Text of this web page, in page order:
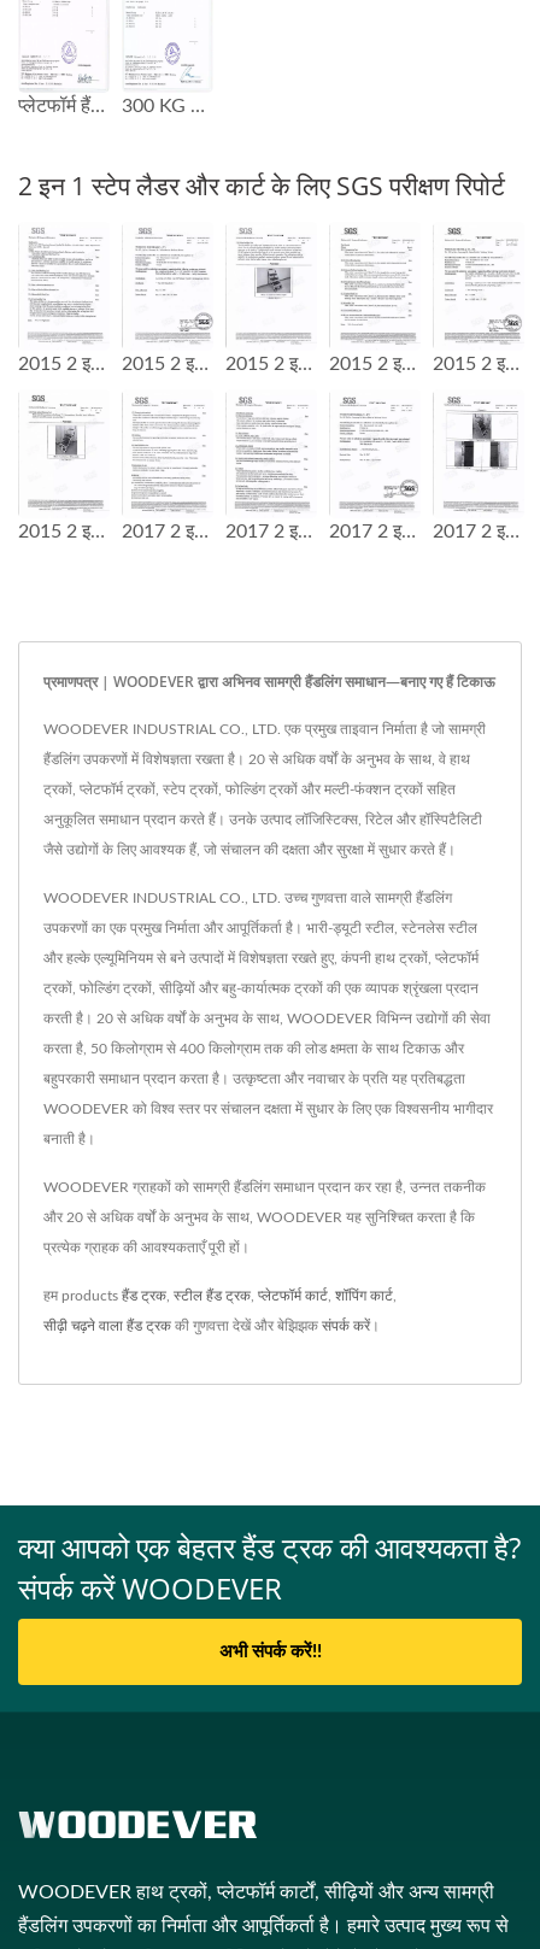
प्लेटफॉर्म हैंड ट्रक GS परीक्षण रिपोर्ट 300 KG क्षमता प्लेटफॉर्म हैंड ट्रक GS परीक्षण रिपोर्ट
2 इन 1 स्टेप लैडर और कार्ट के लिए SGS परीक्षण रिपोर्ट
2015 2 इन 1 स्टेप लैडर कार्ट SGS परीक्षण रिपोर्ट 2015 2 इन 1 स्टेप लैडर कार्ट SGS परीक्षण रिपोर्ट 2015 2 इन 1 स्टेप लैडर कार्ट SGS परीक्षण रिपोर्ट 2015 2 इन 1 स्टेप लैडर कार्ट SGS परीक्षण रिपोर्ट 2015 2 इन 1 स्टेप लैडर कार्ट SGS परीक्षण रिपोर्ट
2015 2 इन 1 स्टेप लैडर कार्ट SGS परीक्षण रिपोर्ट 2017 2 इन 1 स्टेप लैडर कार्ट SGS परीक्षण रिपोर्ट 2017 2 इन 1 स्टेप लैडर कार्ट SGS परीक्षण रिपोर्ट 2017 2 इन 1 स्टेप लैडर कार्ट SGS परीक्षण रिपोर्ट 2017 2 इन 1 स्टेप लैडर कार्ट SGS परीक्षण रिपोर्ट
प्रमाणपत्र | WOODEVER द्वारा अभिनव सामग्री हैंडलिंग समाधान—बनाए गए हैं टिकाऊ
WOODEVER INDUSTRIAL CO., LTD. एक प्रमुख ताइवान निर्माता है जो सामग्री
हैंडलिंग उपकरणों में विशेषज्ञता रखता है। 20 से अधिक वर्षों के अनुभव के साथ, वे हाथ
ट्रकों, प्लेटफॉर्म ट्रकों, स्टेप ट्रकों, फोल्डिंग ट्रकों और मल्टी-फंक्शन ट्रकों सहित
अनुकूलित समाधान प्रदान करते हैं। उनके उत्पाद लॉजिस्टिक्स, रिटेल और हॉस्पिटैलिटी
जैसे उद्योगों के लिए आवश्यक हैं, जो संचालन की दक्षता और सुरक्षा में सुधार करते हैं।
WOODEVER INDUSTRIAL CO., LTD. उच्च गुणवत्ता वाले सामग्री हैंडलिंग
उपकरणों का एक प्रमुख निर्माता और आपूर्तिकर्ता है। भारी-ड्यूटी स्टील, स्टेनलेस स्टील
और हल्के एल्यूमिनियम से बने उत्पादों में विशेषज्ञता रखते हुए, कंपनी हाथ ट्रकों, प्लेटफॉर्म
ट्रकों, फोल्डिंग ट्रकों, सीढ़ियों और बहु-कार्यात्मक ट्रकों की एक व्यापक श्रृंखला प्रदान
करती है। 20 से अधिक वर्षों के अनुभव के साथ, WOODEVER विभिन्न उद्योगों की सेवा
करता है, 50 किलोग्राम से 400 किलोग्राम तक की लोड क्षमता के साथ टिकाऊ और
बहुपरकारी समाधान प्रदान करता है। उत्कृष्टता और नवाचार के प्रति यह प्रतिबद्धता
WOODEVER को विश्व स्तर पर संचालन दक्षता में सुधार के लिए एक विश्वसनीय भागीदार
बनाती है।
WOODEVER ग्राहकों को सामग्री हैंडलिंग समाधान प्रदान कर रहा है, उन्नत तकनीक
और 20 से अधिक वर्षों के अनुभव के साथ, WOODEVER यह सुनिश्चित करता है कि
प्रत्येक ग्राहक की आवश्यकताएँ पूरी हों।
हम products हैंड ट्रक स्टील हैंड ट्रक प्लेटफॉर्म कार्ट शॉपिंग कार्ट
सीढ़ी चढ़ने वाला हैंड ट्रक की गुणवत्ता देखें और बेझिझक संपर्क करें।
क्या आपको एक बेहतर हैंड ट्रक की आवश्यकता है?
संपर्क करें WOODEVER
अभी संपर्क करें!!
WOODEVER हाथ ट्रकों, प्लेटफॉर्म कार्टों, सीढ़ियों और अन्य सामग्री
हैंडलिंग उपकरणों का निर्माता और आपूर्तिकर्ता है। हमारे उत्पाद मुख्य रूप से